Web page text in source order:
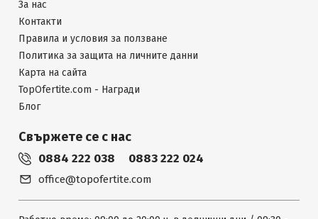
За нас
Контакти
Правила и условия за ползване
Политика за защита на личните данни
Карта на сайта
TopOfertite.com - Награди
Блог
Свържете се с нас
0884 222 038 0883 222 024
office@topofertite.com